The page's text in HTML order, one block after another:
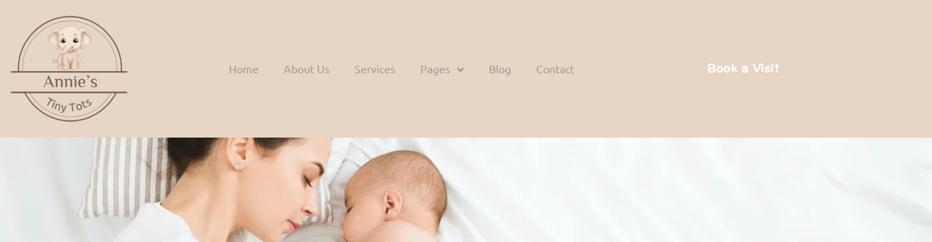
Home About Us Services Pages Blog Contact Book a Visit